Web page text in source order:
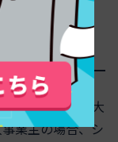
ぞれの費用目
機能によって大
業主の場合、シ